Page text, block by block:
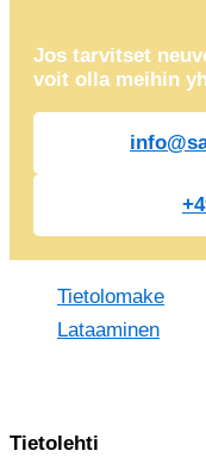
Jos tarvitset
voit olla meihin
Tietolomake
Lataaminen
Tietolehti